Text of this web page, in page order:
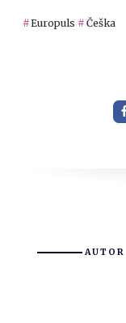
Europuls Češka
AUTOR